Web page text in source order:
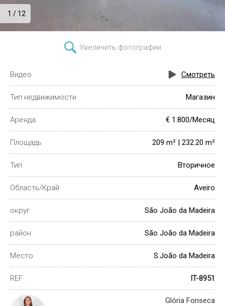
1 / 12
Увеличить фотографии
Видео Смотреть
Тип недвижимости Магазин
Аренда € 1.800/Месяц
Площадь 209 m² | 232.20 m²
Тип Вторичное
Область/Край Aveiro
округ São João da Madeira
район São João da Madeira
Место S.João da Madeira
REF IT-8951
Glória Fonseca